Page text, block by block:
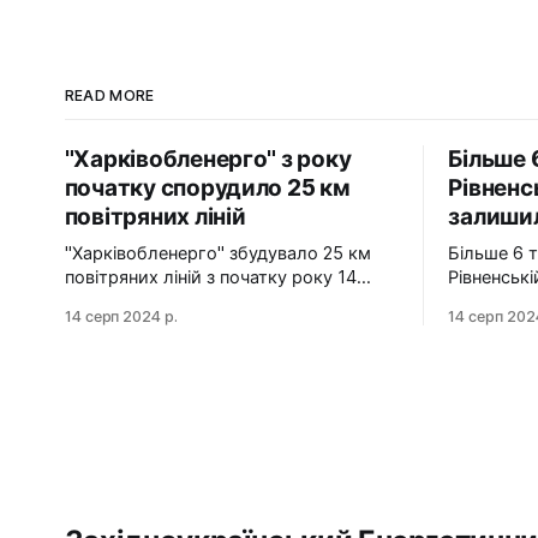
READ MORE
"Харківобленерго" з року
початку спорудило 25 км
повітряних ліній
"Харківобленерго" збудувало 25 км
повітряних ліній з початку року 14
початку року реалізувало близько 25
14 серп 2024 р.
Більше
Більше 6
14 серпня
14 серп